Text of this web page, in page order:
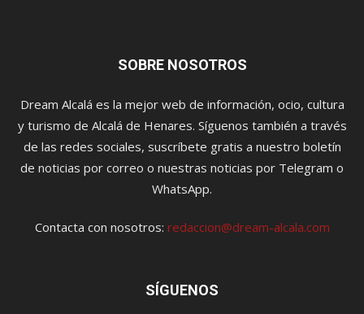
SOBRE NOSOTROS
Dream Alcalá es la mejor web de información, ocio, cultura
y turismo de Alcalá de Henares. Síguenos también a través
de las redes sociales, suscríbete gratis a nuestro boletín
de noticias por correo o nuestras noticias por Telegram o
WhatsApp.
Contacta con nosotros: redaccion@dream-alcala.com
SÍGUENOS